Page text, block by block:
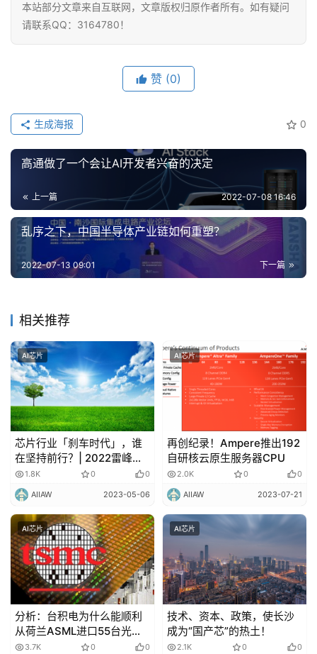
本站部分文章来自互联网，文章版权归原作者所有。如有疑问
请联系QQ：3164780！
赞 (0)
0
生成海报
高通做了一个会让AI开发者兴奋的决定
上一篇 2022-07-08 16:46
乱序之下，中国半导体产业链如何重塑？
下一篇
2022-07-13 09:01
相关推荐
AI芯片
芯片行业「刹车时代」，谁
在坚持前行？| 2022雷峰网
「飞天入地出海 • 年度科技
榜」
1.8K 0 0
AIIAW 2023-05-06
AI芯片
再创纪录！Ampere推出192
自研核云原生服务器CPU
2.0K 0 0
AIIAW 2023-07-21
AI芯片
分析：台积电为什么能顺利
从荷兰ASML进口55台光刻
机？
3.7K 0 0
AI芯片
技术、资本、政策，使长沙
成为“国产芯”的热土！
2.1K 0 0